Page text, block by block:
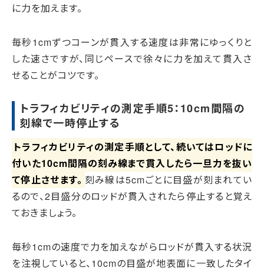
に力を加えます。
毎秒1cmずつコーンが貫入する速度は非常にゆっくりと
した速さですが、同じペースで徐々に力を加えて貫入さ
せることがコツです。
トラフィカビリティの測定手順5：10cm間隔の
刻線で一時停止する
トラフィカビリティの測定手順として、続いてはロッドに
付いた10cm間隔の刻み線まで貫入したら一旦力を抜い
て停止させます。 刻み線は5cmごとに目盛が刻まれてい
るので、2目盛分のロッドが貫入されたら停止すると覚え
ておきましょう。
毎秒1cmの速度で力を加えながらロッドが貫入する状況
を注視していると、10cmの目盛が地表面に一致したタイ